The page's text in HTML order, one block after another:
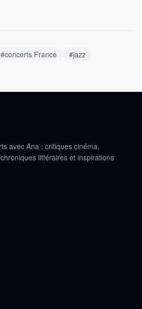
#concerts France
#jazz
avec Ana : critiques cinéma,
littéraires et inspirations